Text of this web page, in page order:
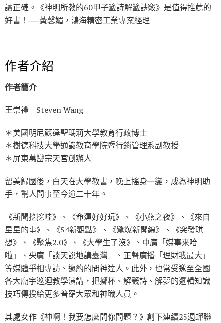
讀正確。《神明所教的60甲子籤詩解籤訣竅》是值得推薦的
好書！──黃馨媚，鴻海精密工業專案經理
作者介紹
作者簡介
王崇禮 Steven Wang
＊美國明尼蘇達聖瑪莉大學教育行政博士
＊樹德科技大學通識教育學院暨行銷管理系副教授
＊屏東萬巒宗天宮創辦人
留美歸國後，白天在大學教書，晚上搖身一變，成為神明助
手，幫人問事至今逾二十年。
《新聞挖挖哇》、《命運好好玩》、《小燕之夜》、《來自
星星的事》、《54新觀點》、《驚爆新聞線》、《突發琪
想》、《聚焦2.0》、《大學生了沒》、中廣「媒事來哈
啦」、央廣「談天說地講臺灣」、正聲廣播「理財我最大」
等媒體爭相專訪、邀約的問神達人。此外，也常受邀至全國
各大廟宇巡迴教學演講，把擲杯、解籤詩、解夢的邏輯知識
技巧傳授給更多普羅大眾和神職人員。
其處女作《神啊！我要怎麼問你問題？》創下連續25週蟬聯